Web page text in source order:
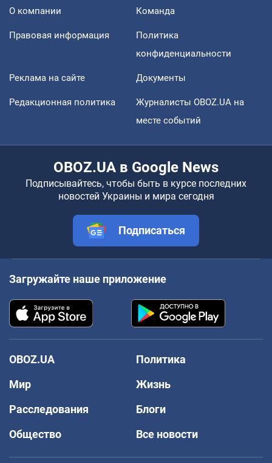
О компании Команда
Правовая информация
Политика
конфиденциальности
Реклама на сайте Документы
Редакционная политика
Журналисты OBOZ.UA на
месте событий
OBOZ.UA в Google News
Подписывайтесь, чтобы быть в курсе последних
новостей Украины и мира сегодня
Подписаться
Загружайте наше приложение
OBOZ.UA
Политика
Мир
Жизнь
Расследования
Блоги
Общество
Все новости